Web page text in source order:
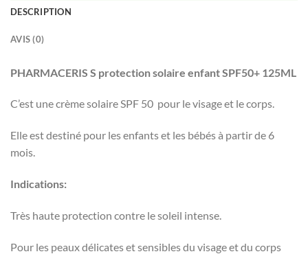
DESCRIPTION
AVIS (0)
PHARMACERIS S protection solaire enfant SPF50+ 125ML
C’est une crème solaire SPF 50 pour le visage et le corps.
Elle est destiné pour les enfants et les bébés à partir de 6
mois.
Indications:
Très haute protection contre le soleil intense.
Pour les peaux délicates et sensibles du visage et du corps